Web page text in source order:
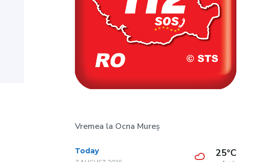
Vremea la Ocna Mureș
Today 25°C